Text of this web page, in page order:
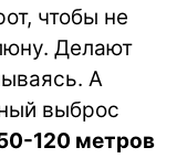
чтобы не
Делают
А
выброс
120 метров